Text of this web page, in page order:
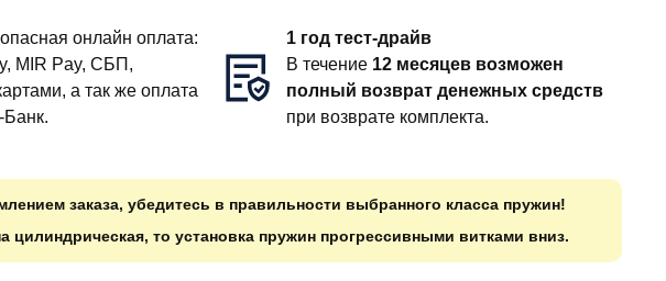
онлайн оплата:
MIR Pay, СБП,
а так же оплата
1 год тест-драйв
В течение 12 месяцев возможен
полный возврат денежных средств
при возврате комплекта.
заказа, убедитесь в правильности выбранного класса пружин!
цилиндрическая, то установка пружин прогрессивными витками вниз.